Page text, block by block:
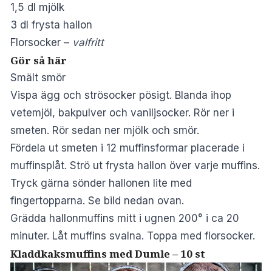
1,5 dl mjölk
3 dl frysta hallon
Florsocker – valfritt
Gör så här
Smält smör
Vispa ägg och strösocker pösigt. Blanda ihop
vetemjöl, bakpulver och vaniljsocker. Rör ner i
smeten. Rör sedan ner mjölk och smör.
Fördela ut smeten i 12 muffinsformar placerade i
muffinsplåt. Strö ut frysta hallon över varje muffins.
Tryck gärna sönder hallonen lite med
fingertopparna. Se bild nedan ovan.
Grädda hallonmuffins mitt i ugnen 200° i ca 20
minuter. Låt muffins svalna. Toppa med florsocker.
Kladdkaksmuffins med Dumle – 10 st